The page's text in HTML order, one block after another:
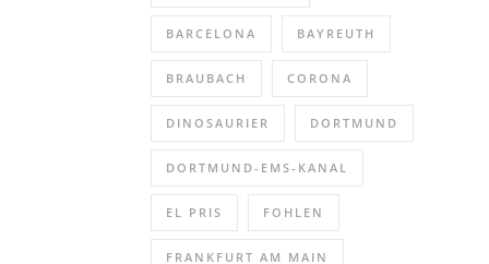
BARCELONA BAYREUTH
BRAUBACH CORONA
DINOSAURIER DORTMUND
DORTMUND-EMS-KANAL
EL PRIS FOHLEN
FRANKFURT AM MAIN